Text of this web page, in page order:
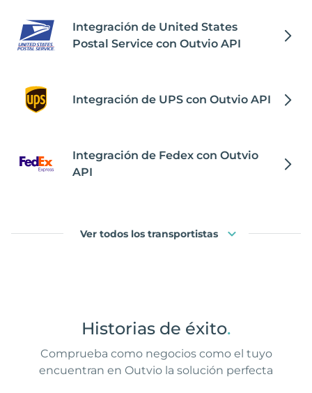
Integración de United States
Postal Service con Outvio API
Integración de UPS con Outvio API
Integración de Fedex con Outvio
API
Ver todos los transportistas
Historias de éxito.
Comprueba como negocios como el tuyo
encuentran en Outvio la solución perfecta